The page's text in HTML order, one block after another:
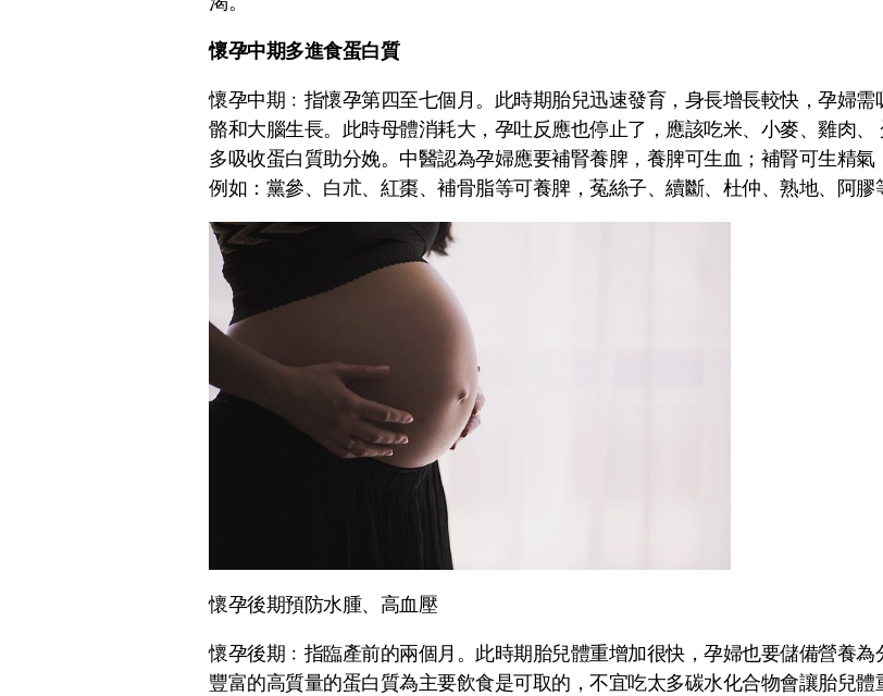
懷孕中期多進食蛋白質
懷孕中期﹕指懷孕第四至七個月。此時期胎兒迅速發育，身長增長較快，孕婦
骼和大腦生長。此時母體消耗大，孕吐反應也停止了，應該吃米、小麥、雞肉
多吸收蛋白質助分娩。中醫認為孕婦應要補腎養脾，養脾可生血；補腎可生精
例如：黨參、白朮、紅棗、補骨脂等可養脾，菟絲子、續斷、杜仲、熟地、阿膠
懷孕後期預防水腫、高血壓
懷孕後期﹕指臨產前的兩個月。此時期胎兒體重增加很快，孕婦也要儲備營養
豐富的高質量的蛋白質為主要飲食是可取的，不宜吃太多碳水化合物會讓胎兒